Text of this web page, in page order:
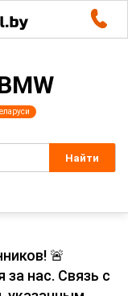
🚨
нас. Связь с